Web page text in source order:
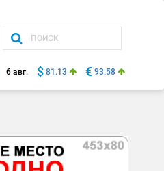
6 авг. $ 81.13 € 93.58